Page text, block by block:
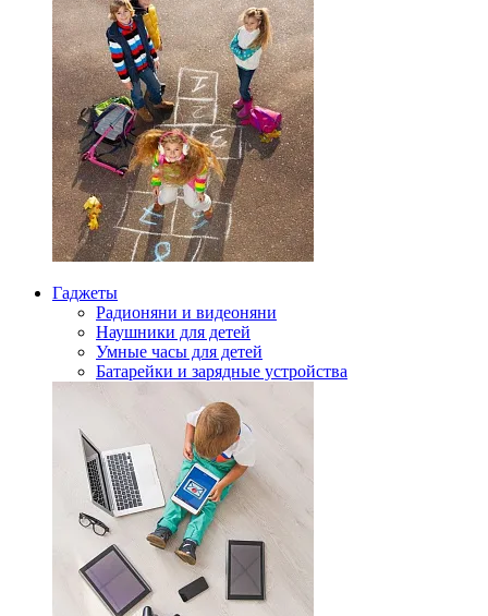
Гаджеты
Радионяни и видеоняни
Наушники для детей
Умные часы для детей
Батарейки и зарядные устройства